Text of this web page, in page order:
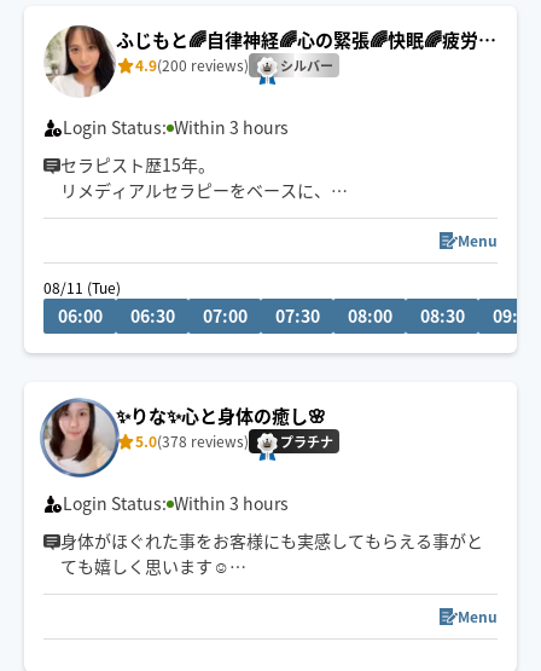
ふじもと🌈自律神経🌈心の緊張🌈快眠🌈疲労回
復4.9(200 reviews) シルバー
Login Status: Within 3 hours
セラピスト歴15年。
リメディアルセラピーをベースに、
身体の深部からゆるめながら
やさしくしっかり効く💪
ただ疲れを取るだけじゃなく、
「力を抜く感覚」を思い出す時間を。
なぜかうまく力が入らない方へ。
本来のパフォーマンスに戻るお手伝いをしています。
🌟身体を見極めた施術を心掛け、
同業セラピストからもご指名頂いてます。
Menu
08/11 (Tue)
06:00 06:30 07:00 07:30 08:00 08:30 09:00
✨りな✨心と身体の癒し️🌸
5.0(378 reviews) プラチナ
Login Status: Within 3 hours
身体がほぐれた事をお客様にも実感してもらえる事がと
ても嬉しく思います☺️
凝っている所を詳しく教えてくださりありがとうござい
とても励みになるレビューもありがとうございます🥹✨️
Menu